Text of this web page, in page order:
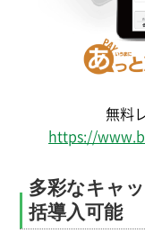
無料
https://
多彩なキャ
括導入可能